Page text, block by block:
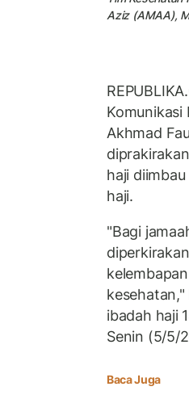
Aziz (AMAA),
Komunikasi
Akhmad
haji
haji.
"Bagi
ibadah haji
Senin (5/5/
Baca Juga